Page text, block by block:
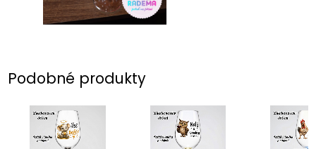
Podobné produkty